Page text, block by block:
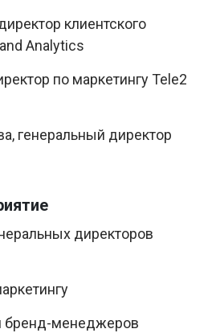
клиентского
Analytics
по маркетингу Tele2
генеральный директор
директоров
бренд-менеджеров